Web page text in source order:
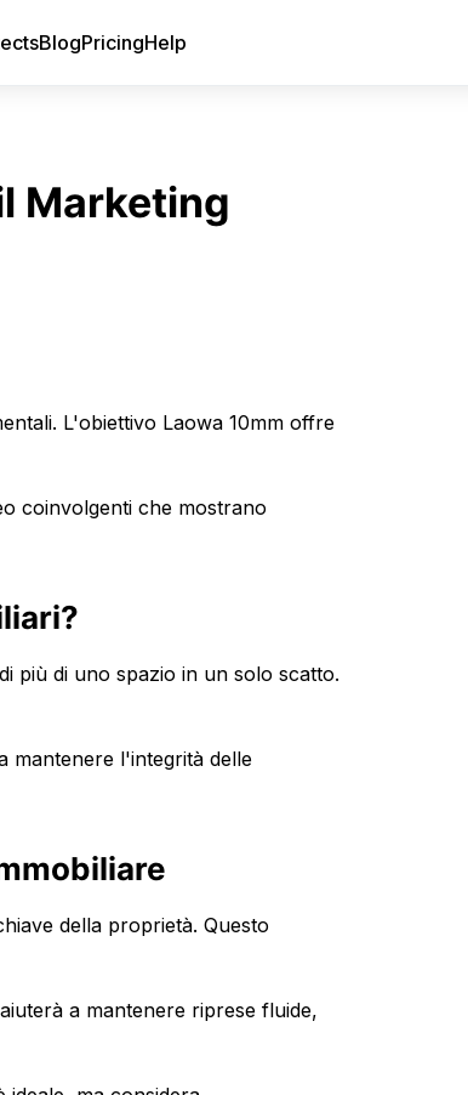
BlogPricingHelp
Marketing
L'obiettivo Laowa 10mm offre
coinvolgenti che mostrano
più di uno spazio in un solo scatto.
mantenere l'integrità delle
della proprietà. Questo
a mantenere riprese fluide,